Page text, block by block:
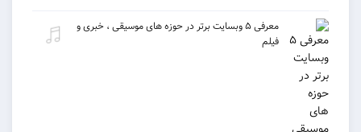
معرفی ۵ وبسایت برتر در حوزه های موسیقی ، خبری و
فیلم